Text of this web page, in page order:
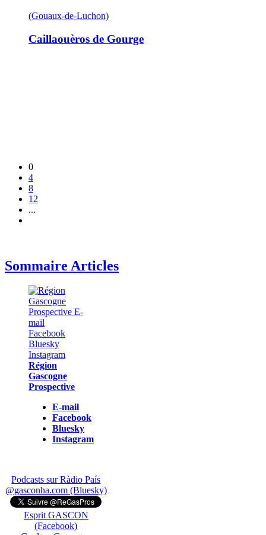
(Gouaux-de-Luchon)
Caillaouèros de Gourge
0
4
8
12
...
Sommaire Articles
Région
Gascogne
Prospective
E-mail
Facebook
Bluesky
Instagram
Podcasts sur Ràdio País
@gasconha.com (Bluesky)
Esprit GASCON
(Facebook)